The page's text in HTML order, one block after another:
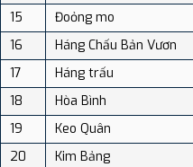
15
Đoỏng mo
16
Háng Chấu Bản Vươn
17
Háng trấu
18
Hòa Bình
19
Keo Quân
20
Kim Bảng